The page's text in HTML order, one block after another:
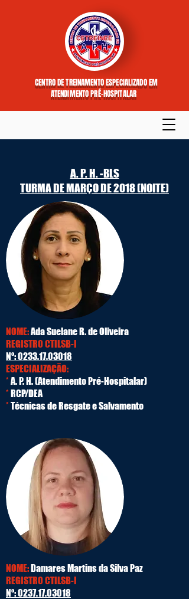
CENTRO DE TREINAMENTO ESPECIALIZADO EM
ATENDIMENTO PRÉ-HOSPITALAR
A. P. H. -BLS
TURMA DE MARÇO DE 2018 (NOITE)
NOME:Ada Suelane R. de Oliveira
REGISTRO CTILSB-I
Nº:0233.17.03018
ESPECIALIZAÇÃO:
* A. P. H. (Atendimento Pré-Hospitalar)
* RCP/DEA
* Técnicas de Resgate e Salvamento
NOME:Damares Martins da Silva Paz
REGISTRO CTILSB-I
Nº:0237.17.03018